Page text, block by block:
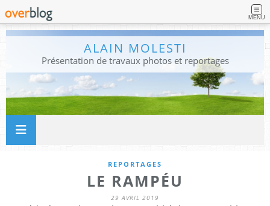
MENU
ALAIN MOLESTI
Présentation de travaux photos et reportages
REPORTAGES
LE RAMPÉU
29 AVRIL 2019